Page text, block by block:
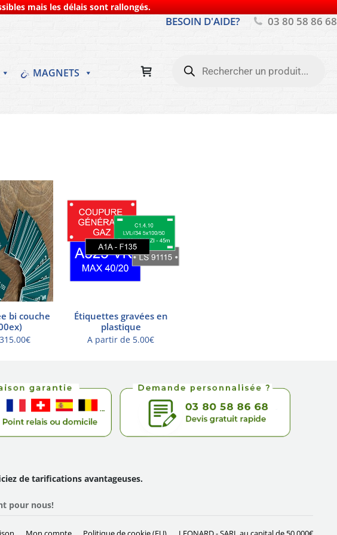
mais les délais sont rallongés.
BESOIN D'AIDE? 03 80 58 86 68
MAGNETS
produits
bi couche
315.00€
Étiquettes gravées en
plastique
A partir de 5.00€
de tarifications avantageuses.
pour nous!